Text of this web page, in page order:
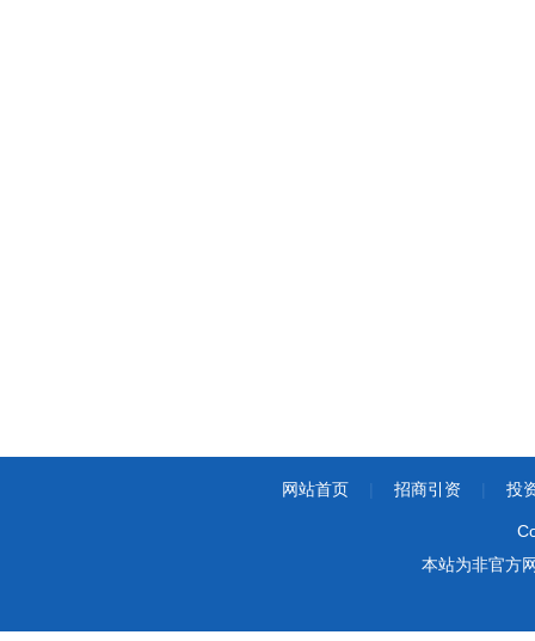
网站首页 招商引资 投
本站为非官方